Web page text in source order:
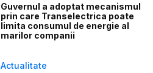
Guvernul a adoptat mecanismul
prin care Transelectrica poate
limita consumul de energie al
marilor companii
Actualitate